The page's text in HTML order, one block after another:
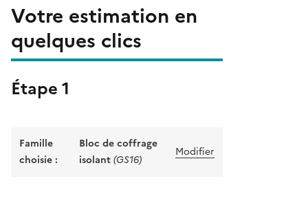
Votre estimation en
quelques clics
Étape 1
Famille
choisie :
Bloc de coffrage
isolant(GS16)
Modifier